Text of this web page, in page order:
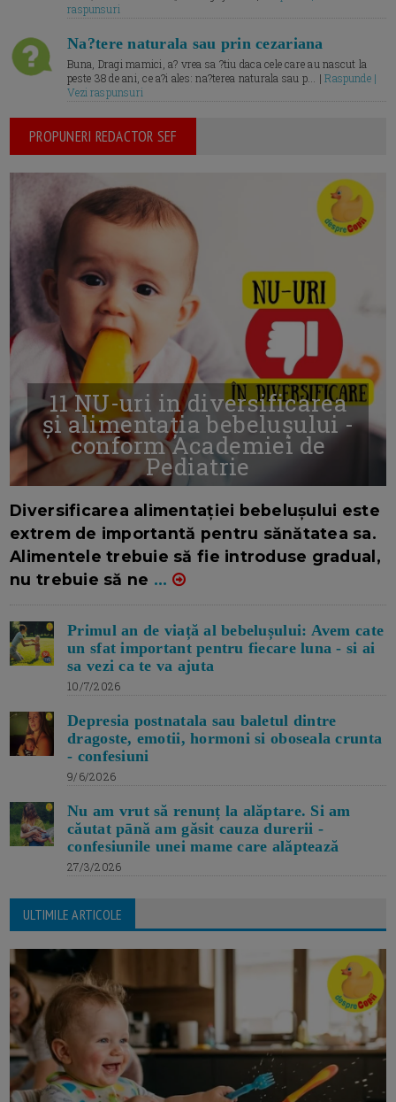
raspunsuri
Na?tere naturala sau prin cezariana
Buna, Dragi mamici, a? vrea sa ?tiu daca cele care au nascut la
peste 38 de ani, ce a?i ales: na?terea naturala sau p... |Raspunde |
Vezi raspunsuri
PROPUNERI REDACTOR SEF
11 NU-uri in diversificarea
și alimentația bebelușului -
conform Academiei de
Pediatrie
Diversificarea alimentației bebelușului este
extrem de importantă pentru sănătatea sa.
Alimentele trebuie să fie introduse gradual,
nu trebuie să ne ...
Primul an de viață al bebelușului: Avem cate
un sfat important pentru fiecare luna - si ai
sa vezi ca te va ajuta
10/7/2026
Depresia postnatala sau baletul dintre
dragoste, emotii, hormoni si oboseala crunta
- confesiuni
9/6/2026
Nu am vrut să renunț la alăptare. Si am
căutat pānă am găsit cauza durerii -
confesiunile unei mame care alăptează
27/3/2026
ULTIMILE ARTICOLE